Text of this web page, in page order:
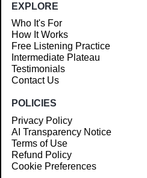
EXPLORE
Who It's For
How It Works
Free Listening Practice
Intermediate Plateau
Testimonials
Contact Us
POLICIES
Privacy Policy
AI Transparency Notice
Terms of Use
Refund Policy
Cookie Preferences